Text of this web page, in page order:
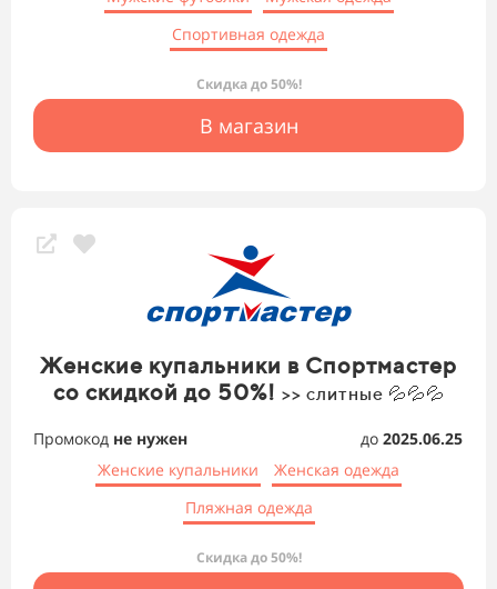
Спортивная одежда
Скидка до 50%!
В магазин
Женские купальники в Спортмастер
со скидкой до 50%! >> слитные 💦💦💦
Промокод не нужен до 2025.06.25
Женские купальники
Женская одежда
Пляжная одежда
Скидка до 50%!